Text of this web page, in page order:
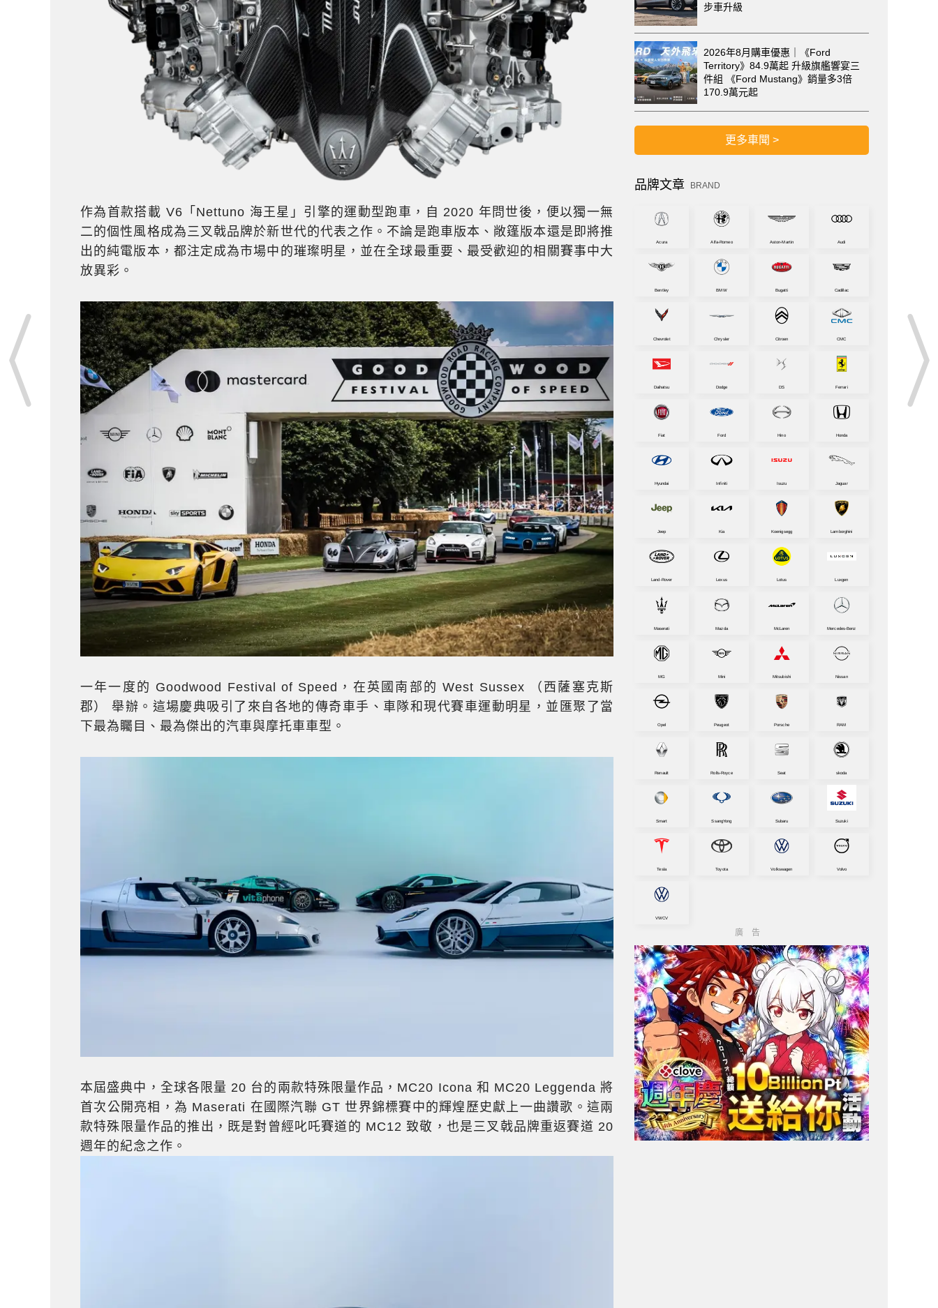
作為首款搭載 V6「Nettuno 海王星」引擎的運動型跑車，自 2020 年問世後，便以獨一無
二的個性風格成為三叉戟品牌於新世代的代表之作。不論是跑車版本、敞篷版本還是即將推
出的純電版本，都注定成為市場中的璀璨明星，並在全球最重要、最受歡迎的相關賽事中大
放異彩。
一年一度的 Goodwood Festival of Speed，在英國南部的 West Sussex （西薩塞克斯
郡） 舉辦。這場慶典吸引了來自各地的傳奇車手、車隊和現代賽車運動明星，並匯聚了當
下最為矚目、最為傑出的汽車與摩托車車型。
本屆盛典中，全球各限量 20 台的兩款特殊限量作品，MC20 Icona 和 MC20 Leggenda 將
首次公開亮相，為 Maserati 在國際汽聯 GT 世界錦標賽中的輝煌歷史獻上一曲讚歌。這兩
款特殊限量作品的推出，既是對曾經叱吒賽道的 MC12 致敬，也是三叉戟品牌重返賽道 20
週年的紀念之作。
步車升級
2026年8月購車優惠｜《Ford
Territory》84.9萬起 升級旗艦響宴三
件組 《Ford Mustang》銷量多3倍
170.9萬元起
更多車聞 >
品牌文章 BRAND
Acura Alfa-Romeo Aston-Martin Audi
Bentley BMW Bugatti Cadillac
Chevrolet Chrysler Citroen CMC
Daihatsu Dodge DS Ferrari
Fiat Ford Hino Honda
Hyundai Infiniti Isuzu Jaguar
Jeep Kia Koenigsegg Lamborghini
Land-Rover Lexus Lotus Luxgen
Maserati Mazda McLaren Mercedes-Benz
MG Mini Mitsubishi Nissan
Opel Peugeot Porsche RAM
Renault Rolls-Royce Seat skoda
Smart SsangYong Subaru Suzuki
Tesla Toyota Volkswagen Volvo
VWCV
廣告